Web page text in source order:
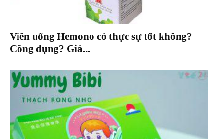
Viên uống Hemono có thực sự tốt không?
Công dụng? Giá...